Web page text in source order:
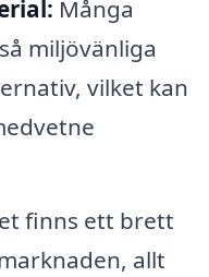
Många
miljövänliga
vilket kan
finns ett brett
allt